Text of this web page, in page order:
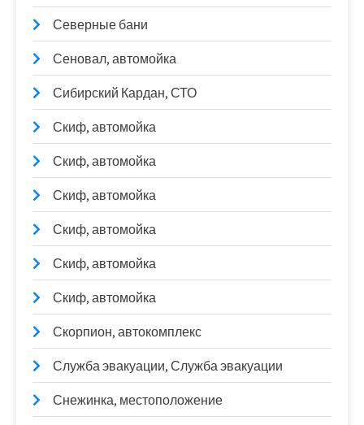
Северные бани
Сеновал, автомойка
Сибирский Кардан, СТО
Скиф, автомойка
Скиф, автомойка
Скиф, автомойка
Скиф, автомойка
Скиф, автомойка
Скиф, автомойка
Скорпион, автокомплекс
Служба эвакуации, Служба эвакуации
Снежинка, местоположение